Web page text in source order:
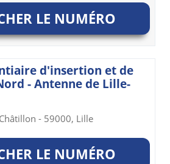
LE NUMÉRO
d'insertion et de
- Antenne de Lille-
- 59000, Lille
LE NUMÉRO